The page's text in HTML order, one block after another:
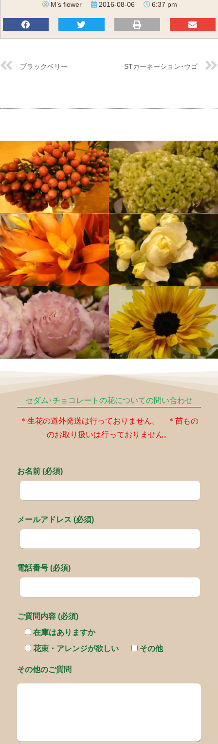
M’s flower 2016-08-06 6:37 pm
ブラックベリー STカーネーション･ウゴ
セダム･チョコレートの花についての問い合わせ
＊生花の道外発送は行っておりません。 ＊苗もの
のお取り扱いは行っておりません。
お名前 (必須)
メールアドレス (必須)
電話番号 (必須)
ご質問内容 (必須)
在庫はありますか
花束・アレンジが欲しい
その他
その他のご質問